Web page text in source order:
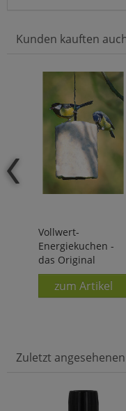
Kunden kauften
Vollwert-
Energiekuchen -
das Original
zum Artikel
Zuletzt